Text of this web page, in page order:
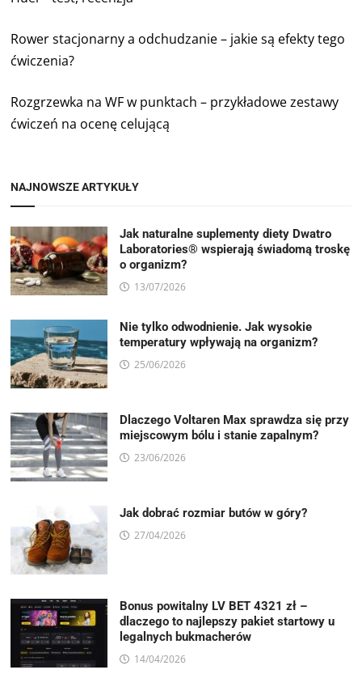
Rower stacjonarny a odchudzanie – jakie są efekty tego
ćwiczenia?
Rozgrzewka na WF w punktach – przykładowe zestawy
ćwiczeń na ocenę celującą
NAJNOWSZE ARTYKUŁY
Jak naturalne suplementy diety Dwatro
Laboratories® wspierają świadomą troskę
o organizm?
13/07/2026
Nie tylko odwodnienie. Jak wysokie
temperatury wpływają na organizm?
25/06/2026
Dlaczego Voltaren Max sprawdza się przy
miejscowym bólu i stanie zapalnym?
23/06/2026
Jak dobrać rozmiar butów w góry?
27/04/2026
Bonus powitalny LV BET 4321 zł –
dlaczego to najlepszy pakiet startowy u
legalnych bukmacherów
14/04/2026